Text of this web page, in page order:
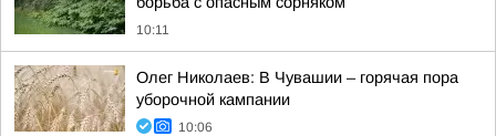
10:11
Олег Николаев: В Чувашии – горячая пора
уборочной кампании
10:06